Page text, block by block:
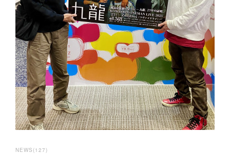
NEWS (127)